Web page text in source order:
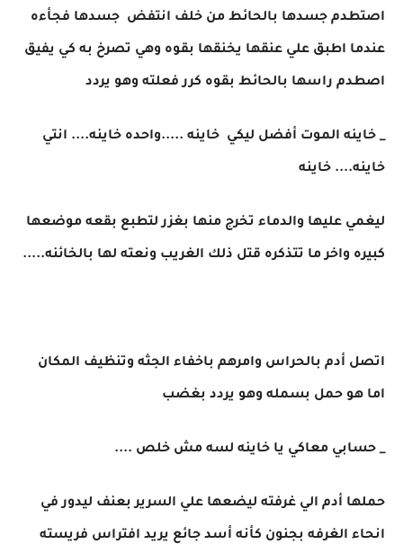
اصتطدم جسدها بالحائط من خلف انتفض جسدها فجأءه
عندما اطبق علي عنقها يخنقها بقوه وهي تصرخ به كي يفيق
اصطدم راسها بالحائط بقوه كرر فعلته وهو يردد
_ خاينه الموت أفضل ليكي خاينه .....واحده خاينه.... انتي
خاينه.... خاينه
ليغمي عليها والدماء تخرج منها بغزر لتطبع بقعه موضعها
كبيره واخر ما تتذكره قتل ذلك الغريب ونعته لها بالخائنه.....
اتصل أدم بالحراس وامرهم باخفاء الجثه وتنظيف المكان
اما هو حمل بسمله وهو يردد بغضب
_ حسابي معاكي يا خاينه لسه مش خلص ....
حملها أدم الي غرفته ليضعها علي السرير بعنف ليدور في
انحاء الغرفه بجنون كأنه أسد جائع يريد افتراس فريسته